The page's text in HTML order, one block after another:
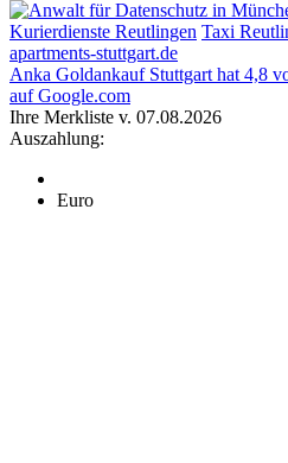
Kurierdienste Reutlingen Taxi
apartments-stuttgart.de
Anka Goldankauf Stuttgart hat 4,8
auf Google.com
Ihre Merkliste v. 07.08.2026
Auszahlung:
Euro